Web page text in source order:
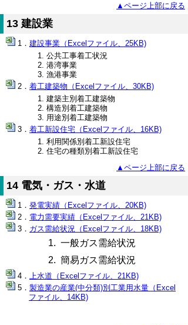
▲ページ上部に戻る
13 建設業
建設事業（Excelファイル、25KB)
公共工事着工状況
港湾事業
漁港事業
着工建築物（Excelファイル、30KB)
建築主別着工建築物
構造別着工建築物
用途別着工建築物
着工新設住宅（Excelファイル、16KB)
利用関係別着工新設住宅
住宅の種類別着工新設住宅
▲ページ上部に戻る
14 電気・ガス・水道
発電実績（Excelファイル、20KB)
電力需要実績（Excelファイル、21KB)
ガス需給状況（Excelファイル、18KB)
1. 一般ガス需給状況
2. 簡易ガス需給状況
上水道（Excelファイル、21KB)
製造業の産業(中分類)別工業用水量（Excel
ファイル、14KB)